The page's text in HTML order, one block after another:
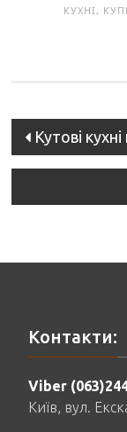
КУХНІ,
Post
Кутові
Контакти:
Viber
Київ, вул.